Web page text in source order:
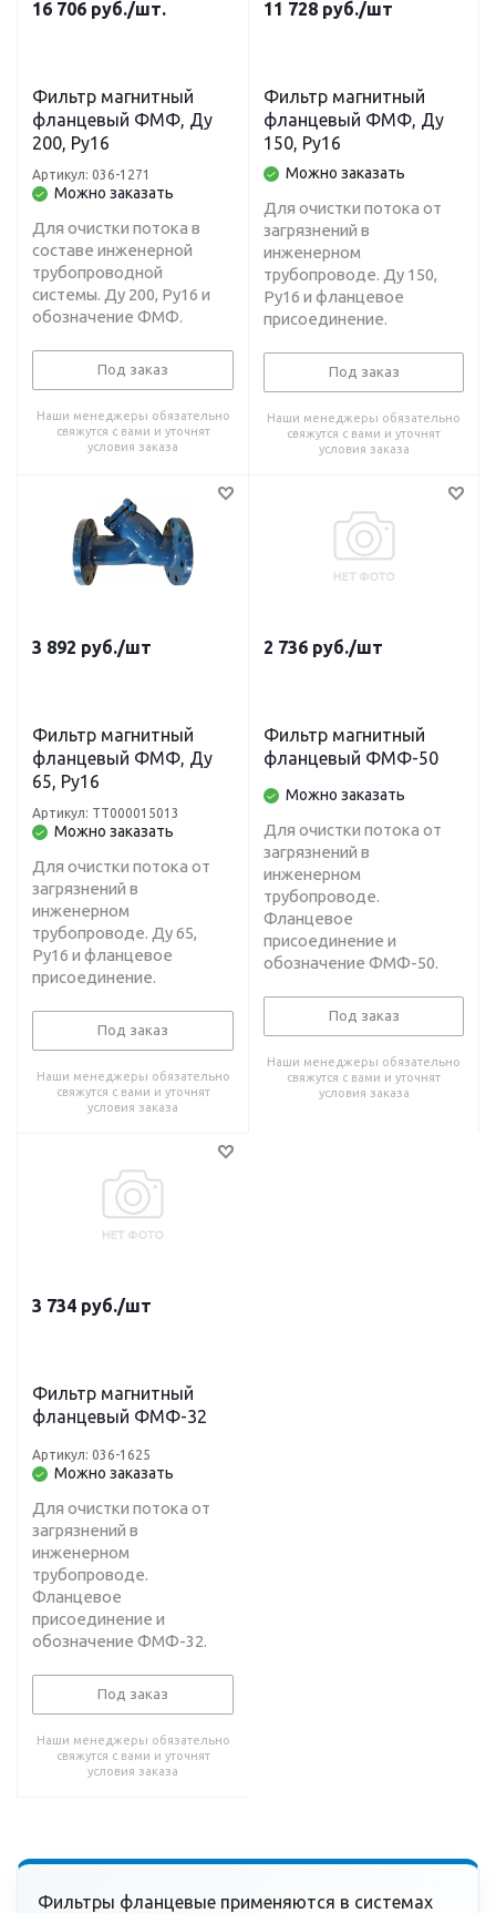
16 706 руб./шт.
Фильтр магнитный
фланцевый ФМФ, Ду
200, Ру16
Можно заказать
Артикул: 036-1271
Для очистки потока в
составе инженерной
трубопроводной
системы. Ду 200, Ру16 и
обозначение ФМФ.
Под заказ
Наши менеджеры обязательно
свяжутся с вами и уточнят
условия заказа
11 728 руб./шт
Фильтр магнитный
фланцевый ФМФ, Ду
150, Ру16
Можно заказать
Для очистки потока от
загрязнений в
инженерном
трубопроводе. Ду 150,
Ру16 и фланцевое
присоединение.
Под заказ
Наши менеджеры обязательно
свяжутся с вами и уточнят
условия заказа
3 892 руб./шт
Фильтр магнитный
фланцевый ФМФ, Ду
65, Ру16
Можно заказать
Артикул: ТТ000015013
Для очистки потока от
загрязнений в
инженерном
трубопроводе. Ду 65,
Ру16 и фланцевое
присоединение.
Под заказ
Наши менеджеры обязательно
свяжутся с вами и уточнят
условия заказа
2 736 руб./шт
Фильтр магнитный
фланцевый ФМФ-50
Можно заказать
Для очистки потока от
загрязнений в
инженерном
трубопроводе.
Фланцевое
присоединение и
обозначение ФМФ-50.
Под заказ
Наши менеджеры обязательно
свяжутся с вами и уточнят
условия заказа
3 734 руб./шт
Фильтр магнитный
фланцевый ФМФ-32
Можно заказать
Артикул: 036-1625
Для очистки потока от
загрязнений в
инженерном
трубопроводе.
Фланцевое
присоединение и
обозначение ФМФ-32.
Под заказ
Наши менеджеры обязательно
свяжутся с вами и уточнят
условия заказа
Фильтры фланцевые применяются в системах